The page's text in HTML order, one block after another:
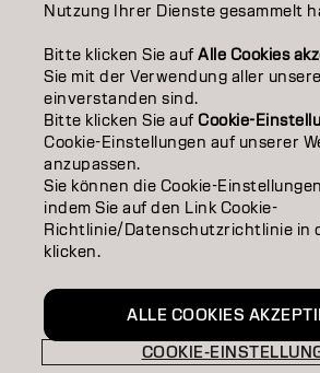
ImpressumDatenschutzerklärungAGB
Nutzungsbedingungen
DE | German
Goldwell ist Teil
Nutzung Ihrer Dienste gesammelt
Bitte klicken Sie aufAlle Cookies
Sie mit der Verwendung aller
einverstanden sind.
Bitte klicken Sie aufCookie-
Cookie-Einstellungen auf unserer
anzupassen.
Sie können die Cookie-
indem Sie auf den Link Cookie-
Richtlinie/Datenschutzrichtlinie in
klicken.
COOKIE-
ALLE COOKIES